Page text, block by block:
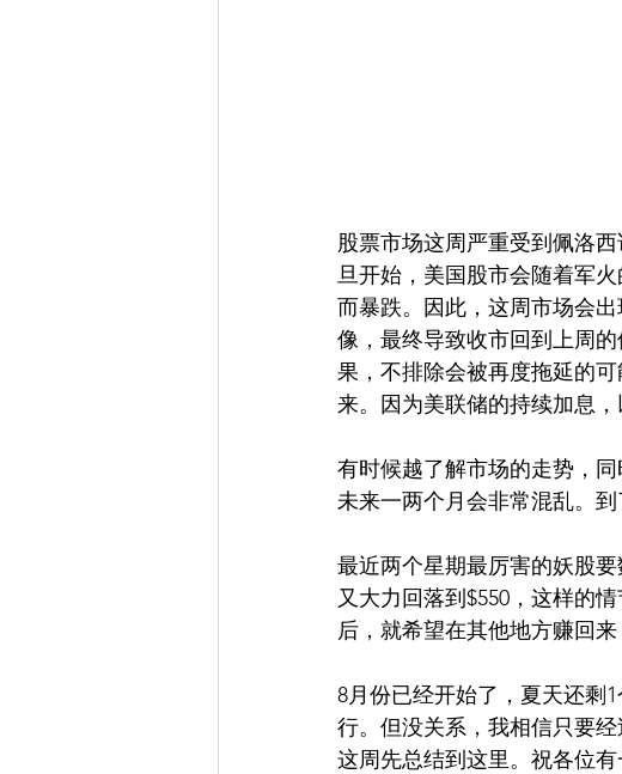
股票市场这周严重受到佩洛
旦开始，美国股市会随着军
而暴跌。因此，这周市场会
像，最终导致收市回到上周
果，不排除会被再度拖延的
来。因为美联储的持续加息
有时候越了解市场的走势，
未来一两个月会非常混乱。到
最近两个星期最厉害的妖股
又大力回落到$550，这样的
后，就希望在其他地方赚回
8月份已经开始了，夏天还剩
行。但没关系，我相信只要
这周先总结到这里。祝各位有